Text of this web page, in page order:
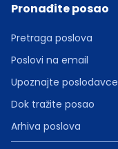
Pronađite posao
Pretraga poslova
Poslovi na email
Upoznajte poslodavce
Dok tražite posao
Arhiva poslova